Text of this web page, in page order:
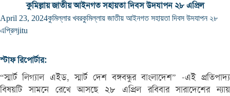
কুমিল্লায় জাতীয় আইনগত সহায়তা দিবস উদযাপন ২৮ এপ্রিল
April 23, 2024কুমিল্লার খবরকুমিল্লায় জাতীয় আইনগত সহায়তা দিবস উদযাপন ২৮
এপ্রিলjitu
স্টাফ রিপোর্টার:
“স্মার্ট লিগ্যাল এইড, স্মার্ট দেশ বঙ্গবন্ধুর বাংলাদেশ” -এই প্রতিপাদ্য
বিষয়টি সামনে রেখে আসছে ২৮ এপ্রিল রবিবার সারাদেশের ন্যায়